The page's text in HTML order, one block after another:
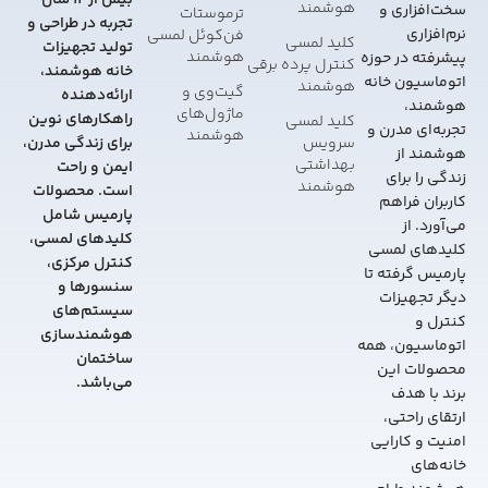
سخت‌افزاری و
نرم‌افزاری
پیشرفته در حوزه
اتوماسیون خانه
هوشمند،
تجربه‌ای مدرن و
هوشمند از
زندگی را برای
کاربران فراهم
می‌آورد. از
کلیدهای لمسی
پارمیس گرفته تا
دیگر تجهیزات
کنترل و
اتوماسیون، همه
محصولات این
برند با هدف
ارتقای راحتی،
امنیت و کارایی
خانه‌های
هوشمند
کلید لمسی
کنترل پرده برقی
هوشمند
کلید لمسی
سرویس
بهداشتی
هوشمند
ترموستات
فن‌کوئل لمسی
هوشمند
گیت‌وی و
ماژول‌های
هوشمند
تجربه در طراحی و
تولید تجهیزات
خانه هوشمند،
ارائه‌دهنده
راهکارهای نوین
برای زندگی مدرن،
ایمن و راحت
است. محصولات
پارمیس شامل
کلیدهای لمسی،
کنترل مرکزی،
سنسورها و
سیستم‌های
هوشمندسازی
ساختمان
می‌باشد.